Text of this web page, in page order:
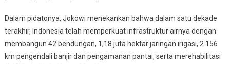
Ke-
10
Di
Bali
Dalam pidatonya, Jokowi menekankan bahwa dalam satu dekade
terakhir, Indonesia telah memperkuat infrastruktur airnya dengan
membangun 42 bendungan, 1,18 juta hektar jaringan irigasi, 2.156
km pengendali banjir dan pengamanan pantai, serta merehabilitasi